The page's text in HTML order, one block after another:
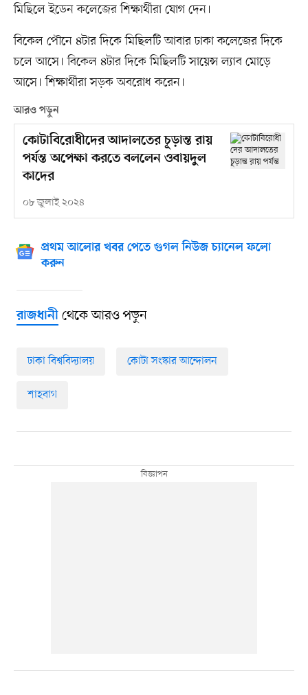
মিছিলে ইডেন কলেজের শিক্ষার্থীরা যোগ দেন।
বিকেল পৌনে ৪টার দিকে মিছিলটি আবার ঢাকা কলেজের দিকে
চলে আসে। বিকেল ৪টার দিকে মিছিলটি সায়েন্স ল্যাব মোড়ে
আসে। শিক্ষার্থীরা সড়ক অবরোধ করেন।
আরও পড়ুন
কোটাবিরোধীদের আদালতের চূড়ান্ত রায়
পর্যন্ত অপেক্ষা করতে বললেন ওবায়দুল
কাদের
০৮ জুলাই ২০২৪
প্রথম আলোর খবর পেতে গুগল নিউজ চ্যানেল ফলো
করুন
রাজধানীথেকে আরও পড়ুন
ঢাকা বিশ্ববিদ্যালয় কোটা সংস্কার আন্দোলন
শাহবাগ